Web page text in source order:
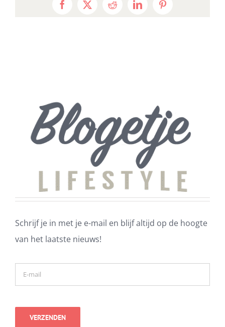
Facebook
X RedditLinkedInPinterest
Schrijf je in met je e-mail en blijf altijd op de hoogte
van het laatste nieuws!